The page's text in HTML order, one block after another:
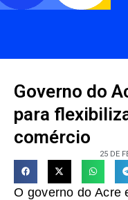
Governo do
para
comércio
25 DE
O governo do Acre